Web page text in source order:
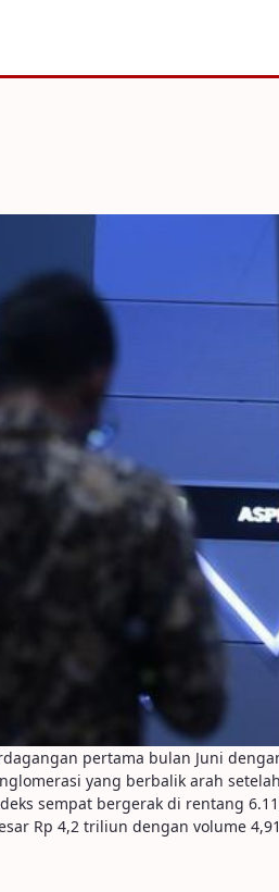
pertama bulan Juni
yang berbalik arah
sempat bergerak di rentang
Rp 4,2 triliun dengan volume